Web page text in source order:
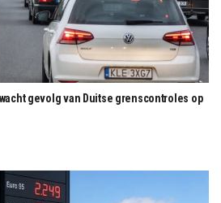
gevolg van Duitse grenscontroles op